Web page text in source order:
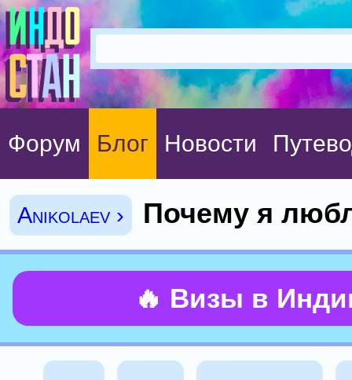
Форум Блог Новости
Anikolaev › Почему я
🔥 Визы в